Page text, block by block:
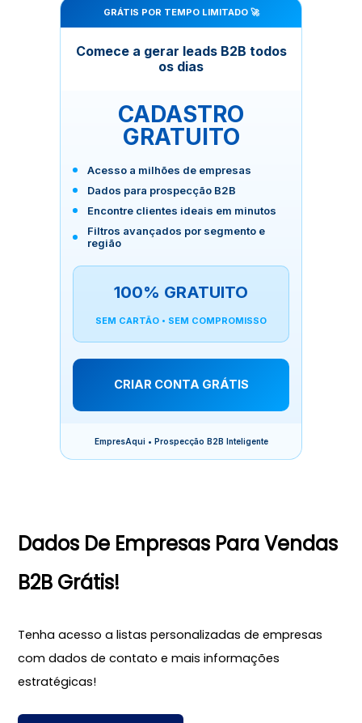
GRÁTIS POR TEMPO LIMITADO 🚀
Comece a gerar leads B2B todos
os dias
CADASTRO
GRATUITO
Acesso a milhões de empresas
Dados para prospecção B2B
Encontre clientes ideais em minutos
Filtros avançados por segmento e
região
100% GRATUITO
SEM CARTÃO • SEM COMPROMISSO
CRIAR CONTA GRÁTIS
EmpresAqui • Prospecção B2B Inteligente
Dados De Empresas Para Vendas
B2B Grátis!
Tenha acesso a listas personalizadas de empresas
com dados de contato e mais informações
estratégicas!